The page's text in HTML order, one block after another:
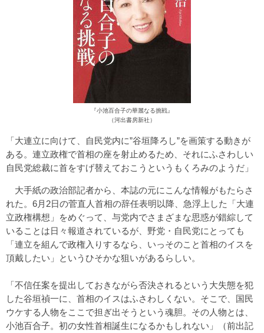
『小池百合子の華麗なる挑戦』
（河出書房新社）
「大連立に向けて、自民党内に”谷垣降ろし”を画策する動きが
ある。連立政権で首相の座を射止めるため、それにふさわしい
自民党総裁に首をすげ替えておこうというもくろみのようだ」
大手紙の政治部記者から、本誌の元にこんな情報がもたらさ
れた。6月2日の菅直人首相の辞任表明以降、急浮上した「大連
立政権構想」をめぐって、与党内でさまざまな思惑が錯綜して
いることは日々報道されているが、野党・自民党にとっても
「連立を組んで政権入りするなら、いっそのこと首相のイスを
頂戴したい」というひそかな狙いがあるらしい。
「不信任案を提出しておきながら否決されるという大失態を犯
した谷垣禎一に、首相のイスはふさわしくない。そこで、国民
ウケする人物をここで担ぎ出そうという魂胆。その人物とは、
小池百合子。初の女性首相誕生になるかもしれない」（前出記